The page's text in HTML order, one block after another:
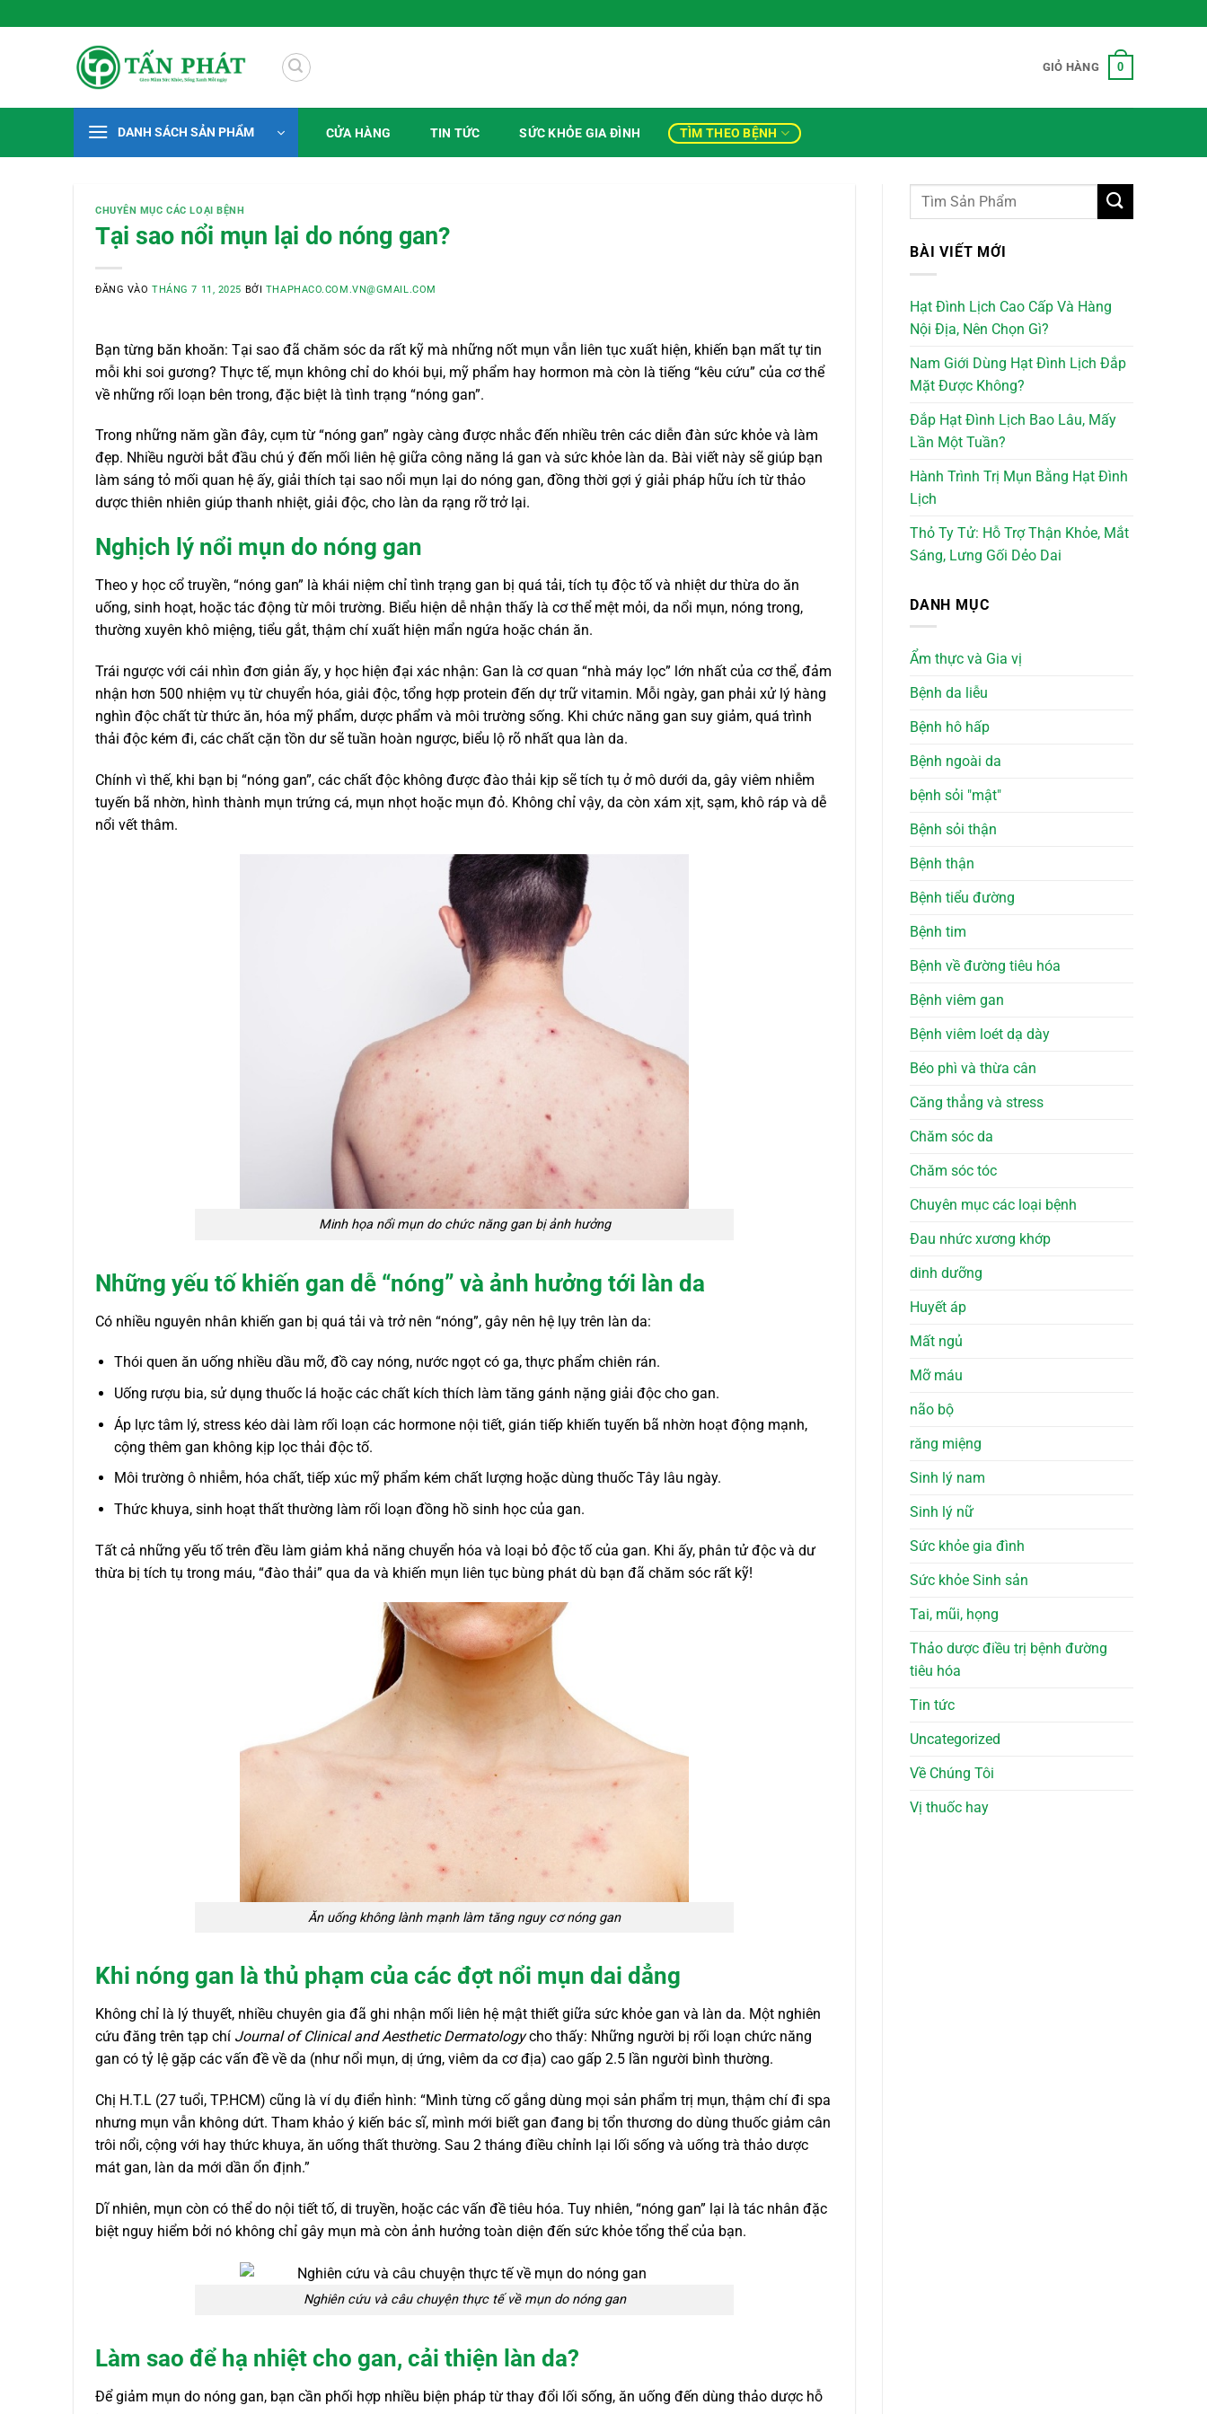
qua
GIỎ HÀNG 0
DANH SÁCH SẢN PHẨM CỬA HÀNG TIN TỨC SỨC KHỎE GIA ĐÌNH TÌM THEO BỆNH
CHUYÊN MỤC CÁC LOẠI BỆNH
Tại sao nổi mụn lại do nóng gan?
ĐĂNG VÀOTHÁNG 7 11, 2025 BỞI THAPHACO.COM.VN@GMAIL.COM
Bạn từng băn khoăn: Tại sao đã chăm sóc da rất kỹ mà những nốt mụn vẫn liên tục xuất hiện, khiến bạn mất tự tin
mỗi khi soi gương? Thực tế, mụn không chỉ do khói bụi, mỹ phẩm hay hormon mà còn là tiếng “kêu cứu” của cơ thể
về những rối loạn bên trong, đặc biệt là tình trạng “nóng gan”.
Trong những năm gần đây, cụm từ “nóng gan” ngày càng được nhắc đến nhiều trên các diễn đàn sức khỏe và làm
đẹp. Nhiều người bắt đầu chú ý đến mối liên hệ giữa công năng lá gan và sức khỏe làn da. Bài viết này sẽ giúp bạn
làm sáng tỏ mối quan hệ ấy, giải thích tại sao nổi mụn lại do nóng gan, đồng thời gợi ý giải pháp hữu ích từ thảo
dược thiên nhiên giúp thanh nhiệt, giải độc, cho làn da rạng rỡ trở lại.
Nghịch lý nổi mụn do nóng gan
Theo y học cổ truyền, “nóng gan” là khái niệm chỉ tình trạng gan bị quá tải, tích tụ độc tố và nhiệt dư thừa do ăn
uống, sinh hoạt, hoặc tác động từ môi trường. Biểu hiện dễ nhận thấy là cơ thể mệt mỏi, da nổi mụn, nóng trong,
thường xuyên khô miệng, tiểu gắt, thậm chí xuất hiện mẩn ngứa hoặc chán ăn.
Trái ngược với cái nhìn đơn giản ấy, y học hiện đại xác nhận: Gan là cơ quan “nhà máy lọc” lớn nhất của cơ thể, đảm
nhận hơn 500 nhiệm vụ từ chuyển hóa, giải độc, tổng hợp protein đến dự trữ vitamin. Mỗi ngày, gan phải xử lý hàng
nghìn độc chất từ thức ăn, hóa mỹ phẩm, dược phẩm và môi trường sống. Khi chức năng gan suy giảm, quá trình
thải độc kém đi, các chất cặn tồn dư sẽ tuần hoàn ngược, biểu lộ rõ nhất qua làn da.
Chính vì thế, khi bạn bị “nóng gan”, các chất độc không được đào thải kịp sẽ tích tụ ở mô dưới da, gây viêm nhiễm
tuyến bã nhờn, hình thành mụn trứng cá, mụn nhọt hoặc mụn đỏ. Không chỉ vậy, da còn xám xịt, sạm, khô ráp và dễ
nổi vết thâm.
Minh họa nổi mụn do chức năng gan bị ảnh hưởng
Những yếu tố khiến gan dễ “nóng” và ảnh hưởng tới làn da
Có nhiều nguyên nhân khiến gan bị quá tải và trở nên “nóng”, gây nên hệ lụy trên làn da:
Thói quen ăn uống nhiều dầu mỡ, đồ cay nóng, nước ngọt có ga, thực phẩm chiên rán.
Uống rượu bia, sử dụng thuốc lá hoặc các chất kích thích làm tăng gánh nặng giải độc cho gan.
Áp lực tâm lý, stress kéo dài làm rối loạn các hormone nội tiết, gián tiếp khiến tuyến bã nhờn hoạt động mạnh,
cộng thêm gan không kịp lọc thải độc tố.
Môi trường ô nhiễm, hóa chất, tiếp xúc mỹ phẩm kém chất lượng hoặc dùng thuốc Tây lâu ngày.
Thức khuya, sinh hoạt thất thường làm rối loạn đồng hồ sinh học của gan.
Tất cả những yếu tố trên đều làm giảm khả năng chuyển hóa và loại bỏ độc tố của gan. Khi ấy, phân tử độc và dư
thừa bị tích tụ trong máu, “đào thải” qua da và khiến mụn liên tục bùng phát dù bạn đã chăm sóc rất kỹ!
Ăn uống không lành mạnh làm tăng nguy cơ nóng gan
Khi nóng gan là thủ phạm của các đợt nổi mụn dai dẳng
Không chỉ là lý thuyết, nhiều chuyên gia đã ghi nhận mối liên hệ mật thiết giữa sức khỏe gan và làn da. Một nghiên
cứu đăng trên tạp chí Journal of Clinical and Aesthetic Dermatologycho thấy: Những người bị rối loạn chức năng
gan có tỷ lệ gặp các vấn đề về da (như nổi mụn, dị ứng, viêm da cơ địa) cao gấp 2.5 lần người bình thường.
Chị H.T.L (27 tuổi, TP.HCM) cũng là ví dụ điển hình: “Mình từng cố gắng dùng mọi sản phẩm trị mụn, thậm chí đi spa
nhưng mụn vẫn không dứt. Tham khảo ý kiến bác sĩ, mình mới biết gan đang bị tổn thương do dùng thuốc giảm cân
trôi nổi, cộng với hay thức khuya, ăn uống thất thường. Sau 2 tháng điều chỉnh lại lối sống và uống trà thảo dược
mát gan, làn da mới dần ổn định.”
Dĩ nhiên, mụn còn có thể do nội tiết tố, di truyền, hoặc các vấn đề tiêu hóa. Tuy nhiên, “nóng gan” lại là tác nhân đặc
biệt nguy hiểm bởi nó không chỉ gây mụn mà còn ảnh hưởng toàn diện đến sức khỏe tổng thể của bạn.
Nghiên cứu và câu chuyện thực tế về mụn do nóng gan
Làm sao để hạ nhiệt cho gan, cải thiện làn da?
Để giảm mụn do nóng gan, bạn cần phối hợp nhiều biện pháp từ thay đổi lối sống, ăn uống đến dùng thảo dược hỗ
BÀI VIẾT MỚI
Hạt Đình Lịch Cao Cấp Và Hàng
Nội Địa, Nên Chọn Gì?
Nam Giới Dùng Hạt Đình Lịch Đắp
Mặt Được Không?
Đắp Hạt Đình Lịch Bao Lâu, Mấy
Lần Một Tuần?
Hành Trình Trị Mụn Bằng Hạt Đình
Lịch
Thỏ Ty Tử: Hỗ Trợ Thận Khỏe, Mắt
Sáng, Lưng Gối Dẻo Dai
DANH MỤC
Ẩm thực và Gia vị
Bệnh da liễu
Bệnh hô hấp
Bệnh ngoài da
bệnh sỏi "mật"
Bệnh sỏi thận
Bệnh thận
Bệnh tiểu đường
Bệnh tim
Bệnh về đường tiêu hóa
Bệnh viêm gan
Bệnh viêm loét dạ dày
Béo phì và thừa cân
Căng thẳng và stress
Chăm sóc da
Chăm sóc tóc
Chuyên mục các loại bệnh
Đau nhức xương khớp
dinh dưỡng
Huyết áp
Mất ngủ
Mỡ máu
não bộ
răng miệng
Sinh lý nam
Sinh lý nữ
Sức khỏe gia đình
Sức khỏe Sinh sản
Tai, mũi, họng
Thảo dược điều trị bệnh đường
tiêu hóa
Tin tức
Uncategorized
Về Chúng Tôi
Vị thuốc hay